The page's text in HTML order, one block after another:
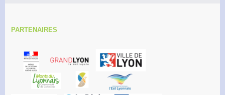
PARTENAIRES